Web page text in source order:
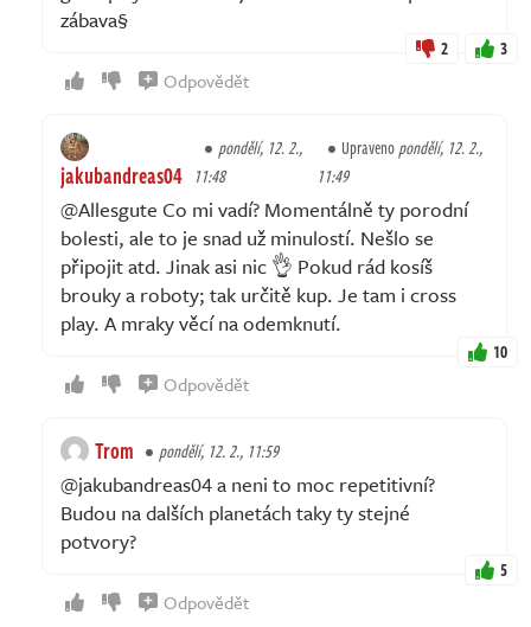
zábava§
2 3
Odpovědět
jakubandreas04
pondělí, 12. 2.,
11:48
Upravenopondělí, 12. 2.,
11:49
@Allesgute Co mi vadí? Momentálně ty porodní
bolesti, ale to je snad už minulostí. Nešlo se
připojit atd. Jinak asi nic 👌 Pokud rád kosíš
brouky a roboty; tak určitě kup. Je tam i cross
play. A mraky věcí na odemknutí.
10
Odpovědět
Trom pondělí, 12. 2., 11:59
@jakubandreas04 a neni to moc repetitivní?
Budou na dalších planetách taky ty stejné
potvory?
5
Odpovědět